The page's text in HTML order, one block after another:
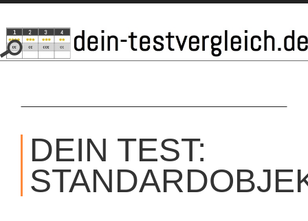
SKIP
CONTENT
DEIN TEST: